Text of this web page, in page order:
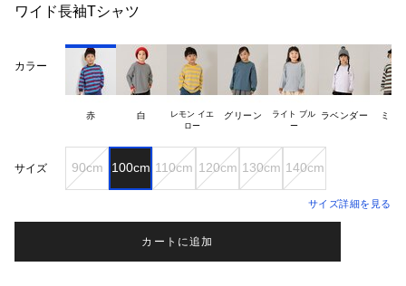
ワイド長袖Tシャツ
カラー
赤 白
レモン イエ
グリーン
ライト ブル
ー
ラベンダー ミン
サイズ 90cm 100cm 110cm 120cm 130cm 140cm
サイズ詳細を見る
カートに追加